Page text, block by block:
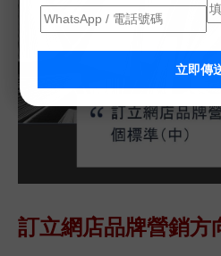
立即傳
訂立網店品牌營銷方